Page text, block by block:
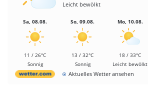
Leicht bewölkt
Sa, 08.08.
11 / 26°C
Sonnig
So, 09.08.
13 / 32°C
Sonnig
Mo, 10.08.
18 / 33°C
Leicht bewölkt
Aktuelles Wetter ansehen